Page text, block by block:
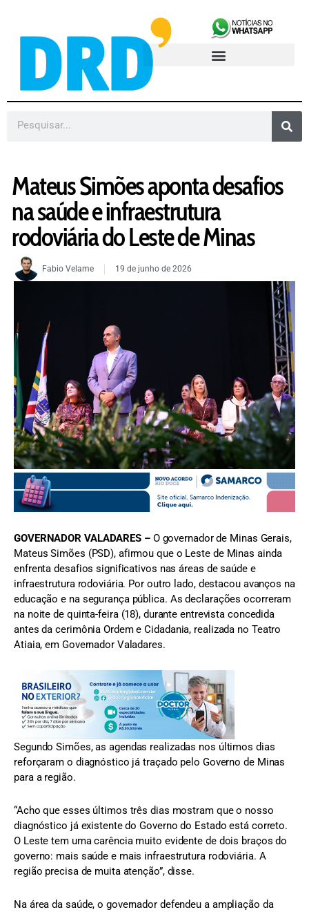
Mateus Simões aponta desafios
na saúde e infraestrutura
rodoviária do Leste de Minas
Fabio Velame 19 de junho de 2026
FOTO: Karoline Barreto/Imprensa MG
GOVERNADOR VALADARES –O governador de Minas Gerais,
Mateus Simões (PSD), afirmou que o Leste de Minas ainda
enfrenta desafios significativos nas áreas de saúde e
infraestrutura rodoviária. Por outro lado, destacou avanços na
educação e na segurança pública. As declarações ocorreram
na noite de quinta-feira (18), durante entrevista concedida
antes da cerimônia Ordem e Cidadania, realizada no Teatro
Atiaia, em Governador Valadares.
Segundo Simões, as agendas realizadas nos últimos dias
reforçaram o diagnóstico já traçado pelo Governo de Minas
para a região.
“Acho que esses últimos três dias mostram que o nosso
diagnóstico já existente do Governo do Estado está correto.
O Leste tem uma carência muito evidente de dois braços do
governo: mais saúde e mais infraestrutura rodoviária. A
região precisa de muita atenção”, disse.
Na área da saúde, o governador defendeu a ampliação da